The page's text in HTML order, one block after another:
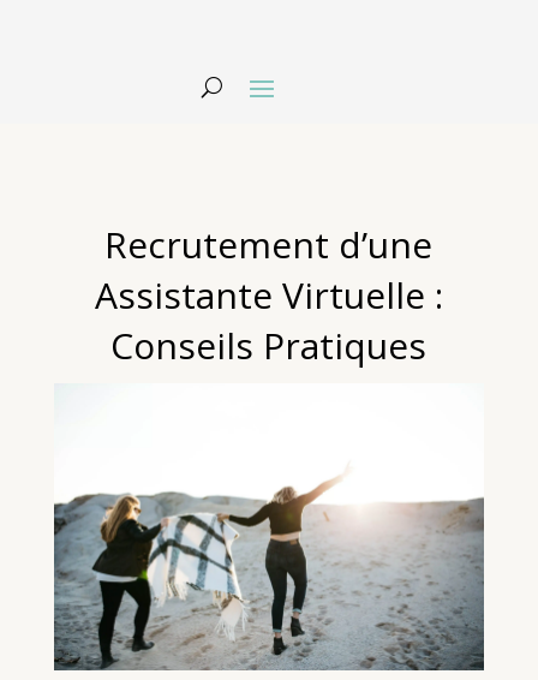
Recrutement d’une
Assistante Virtuelle :
Conseils Pratiques